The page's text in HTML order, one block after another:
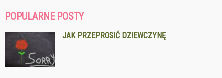
POPULARNE POSTY
JAK PRZEPROSIĆ DZIEWCZYNĘ